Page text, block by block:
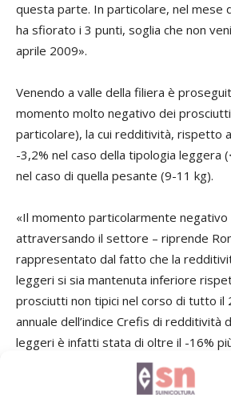
questa parte. In particolare, nel mese
ha sfiorato i 3 punti, soglia che non
aprile 2009».
Venendo a valle della filiera è
momento molto negativo dei
particolare), la cui redditività, rispetto
-3,2% nel caso della tipologia leggera
nel caso di quella pesante (9-11 kg).
«Il momento particolarmente negativo
attraversando il settore – riprende
rappresentato dal fatto che la
leggeri si sia mantenuta inferiore
prosciutti non tipici nel corso di tutto il
annuale dell’indice Crefis di redditività
leggeri è infatti stata di oltre il -16%
quella dei prosciutti generici.
il bilancio per quanto riguarda i